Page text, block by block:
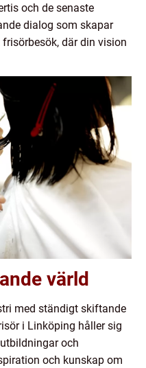
och de senaste
dialog som skapar
där din vision
värld
med ständigt skiftande
i Linköping håller sig
och
och kunskap om